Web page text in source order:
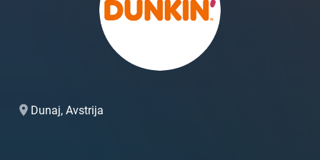
Dunaj, Avstrija